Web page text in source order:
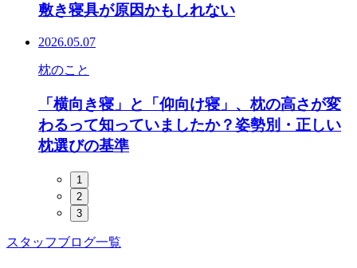
敷き寝具が原因かもしれない
2026.05.07
枕のこと
「横向き寝」と「仰向け寝」、枕の高さが変
わるって知っていましたか？姿勢別・正しい
枕選びの基準
1
2
3
スタッフブログ一覧